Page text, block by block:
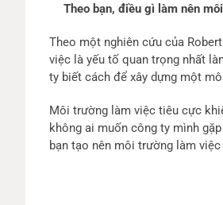
Theo bạn, điều gì làm nên
Theo một nghiên cứu của
việc là yếu tố quan trọng nhất
ty biết cách để xây dựng một
Môi trường làm việc tiêu cực
không ai muốn công ty mình
bạn tạo nên môi trường làm